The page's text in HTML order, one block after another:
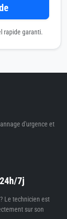
rapide garanti.
d'urgence et
7j
Le technicien est
sur son